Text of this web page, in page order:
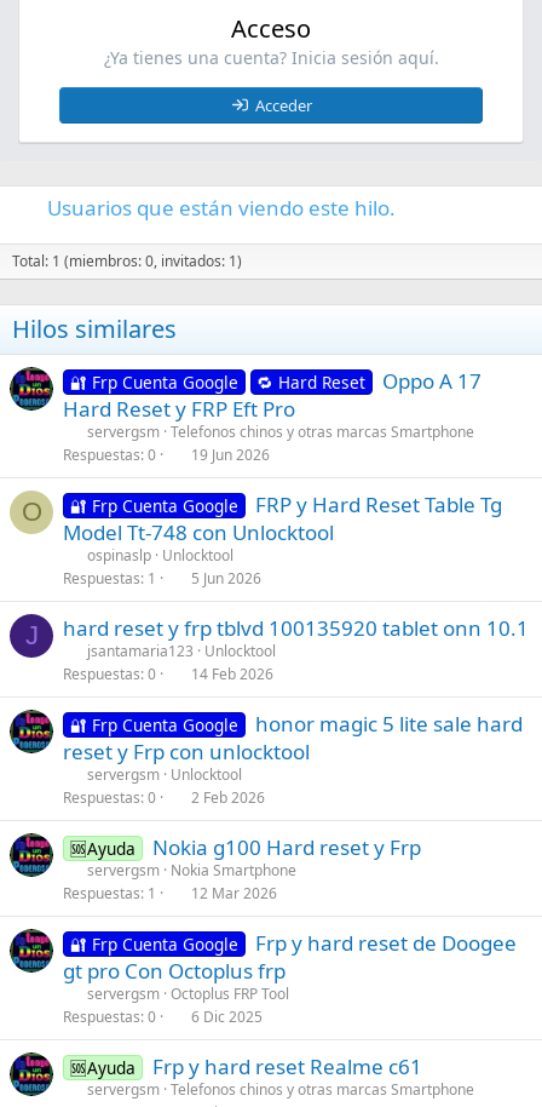
Acceso
¿Ya tienes una cuenta? Inicia sesión aquí.
Acceder
Usuarios que están viendo este hilo.
Total: 1 (miembros: 0, invitados: 1)
Hilos similares
🔐 Frp Cuenta Google 🔁 Hard Reset
Oppo A 17
Hard Reset y FRP Eft Pro
servergsm Telefonos chinos y otras marcas Smartphone
Respuestas 0 19 Jun 2026
O 🔐 Frp Cuenta Google
FRP y Hard Reset Table Tg
Model Tt-748 con Unlocktool
ospinaslp Unlocktool
Respuestas 1 5 Jun 2026
J hard reset y frp tblvd 100135920 tablet onn 10.1
jsantamaria123
Unlocktool
Respuestas 0 14 Feb 2026
🔐 Frp Cuenta Google
honor magic 5 lite sale hard
reset y Frp con unlocktool
servergsm Unlocktool
Respuestas 0 2 Feb 2026
🆘Ayuda Nokia g100 Hard reset y Frp
servergsm Nokia Smartphone
Respuestas 1 12 Mar 2026
🔐 Frp Cuenta Google
Frp y hard reset de Doogee
gt pro Con Octoplus frp
servergsm Octoplus FRP Tool
Respuestas 0 6 Dic 2025
🆘Ayuda Frp y hard reset Realme c61
servergsm Telefonos chinos y otras marcas Smartphone